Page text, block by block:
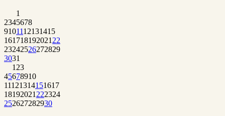
1
2345678
9101112131415
161718192021 22
23242526272829
3031
1 23
45678910
11121314151617
18192021 222324
252627282930